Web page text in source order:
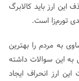
برای حذف این ارز باید کالابرگ
تورم‌زا است.
به مردم را بهترین
این سوالات داشته
ارز انحراف ایجاد